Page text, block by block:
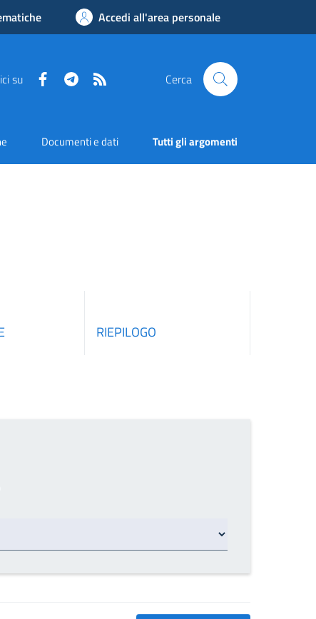
Accedi all'area personale
su FacebookTelegram Cerca
Documenti e dati Tutti gli argomenti
RIEPILOGO